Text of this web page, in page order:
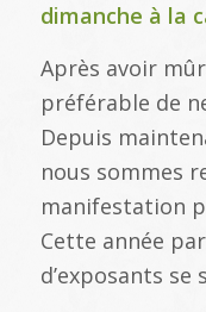
dimanche à la
Après avoir
préférable de
Depuis
nous sommes
manifestation
Cette année
d’exposants